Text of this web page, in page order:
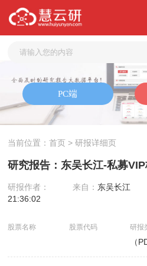
当前位置：首页 > 研报详细页
研究报告：东吴长江-私募
研报作者： 来自： 东吴长江
21:36:02
股票名称 股票代码 研报
（